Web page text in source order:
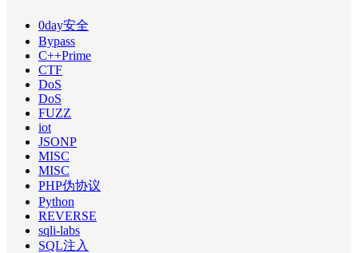
0day安全
Bypass
C++Prime
CTF
DoS
DoS
FUZZ
iot
JSONP
MISC
MISC
PHP伪协议
Python
REVERSE
sqli-labs
SQL注入